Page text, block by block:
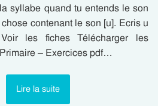
syllabe quand tu entends le son
contenant le son [u]. Ecris u
les fiches Télécharger les
– Exercices pdf…
Lire la suite